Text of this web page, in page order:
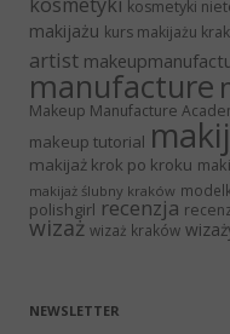
kosmetyki
makijażu kurs makijażu
artist
manufacture
Makeup Manufacture
makeup tutorial
makijaż krok po kroku
makijaż ślubny kraków
polishgirl recenzja
wizaż wizaż kraków
NEWSLETTER